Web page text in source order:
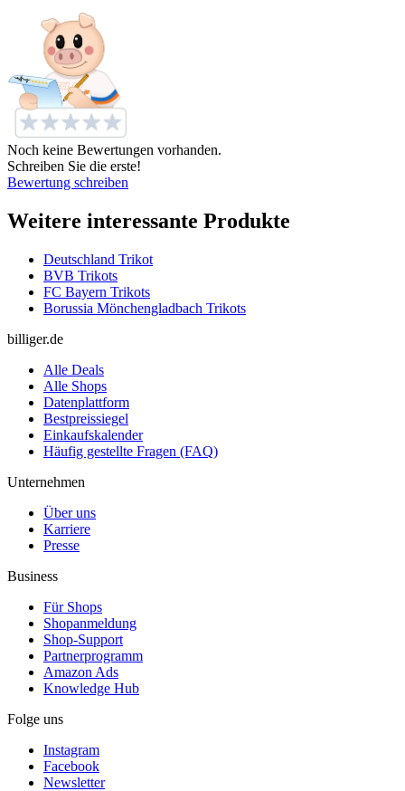
Noch keine Bewertungen vorhanden.
Schreiben Sie die erste!
Bewertung schreiben
Weitere interessante Produkte
Deutschland Trikot
BVB Trikots
FC Bayern Trikots
Borussia Mönchengladbach Trikots
billiger.de
Alle Deals
Alle Shops
Datenplattform
Bestpreissiegel
Einkaufskalender
Häufig gestellte Fragen (FAQ)
Unternehmen
Über uns
Karriere
Presse
Business
Für Shops
Shopanmeldung
Shop-Support
Partnerprogramm
Amazon Ads
Knowledge Hub
Folge uns
Instagram
Facebook
Newsletter